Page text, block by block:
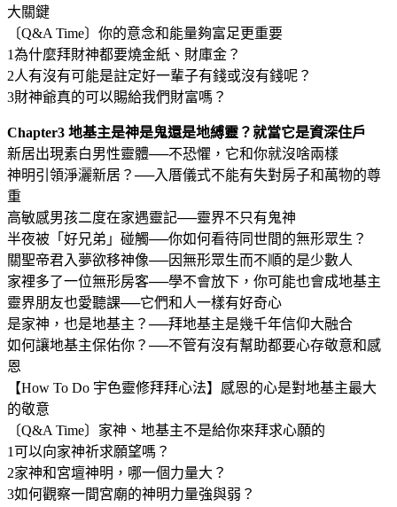
大關鍵
〔Q&A Time〕你的意念和能量夠富足更重要
1為什麼拜財神都要燒金紙、財庫金？
2人有沒有可能是註定好一輩子有錢或沒有錢呢？
3財神爺真的可以賜給我們財富嗎？
Chapter3 地基主是神是鬼還是地縛靈？就當它是資深住戶
新居出現素白男性靈體──不恐懼，它和你就沒啥兩樣
神明引領淨灑新居？──入厝儀式不能有失對房子和萬物的尊
重
高敏感男孩二度在家遇靈記──靈界不只有鬼神
半夜被「好兄弟」碰觸──你如何看待同世間的無形眾生？
關聖帝君入夢欲移神像──因無形眾生而不順的是少數人
家裡多了一位無形房客──學不會放下，你可能也會成地基主
靈界朋友也愛聽課──它們和人一樣有好奇心
是家神，也是地基主？──拜地基主是幾千年信仰大融合
如何讓地基主保佑你？──不管有沒有幫助都要心存敬意和感
恩
【How To Do 宇色靈修拜拜心法】感恩的心是對地基主最大
的敬意
〔Q&A Time〕家神、地基主不是給你來拜求心願的
1可以向家神祈求願望嗎？
2家神和宮壇神明，哪一個力量大？
3如何觀察一間宮廟的神明力量強與弱？